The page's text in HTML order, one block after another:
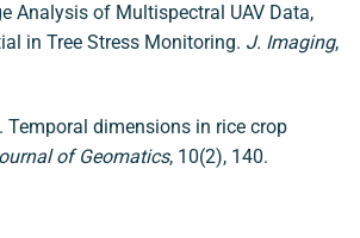
Analysis of Multispectral UAV Data,
in Tree Stress Monitoring. J. Imaging,
Temporal dimensions in rice crop
of Geomatics, 10(2), 140.